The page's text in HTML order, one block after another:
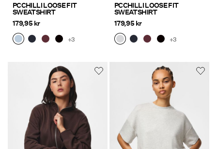
PCCHILLI LOOSE FIT
SWEATSHIRT
179,95 kr
+3
PCCHILLI LOOSE FIT
SWEATSHIRT
179,95 kr
+3